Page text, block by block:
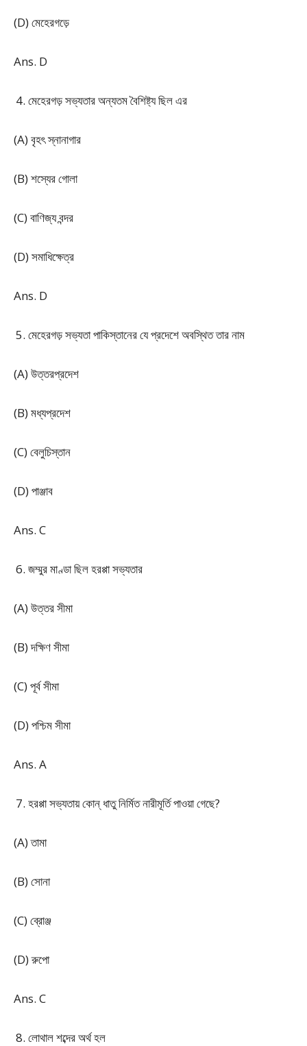
(D) মেহেরগড়ে
Ans. D
মেহেরগড় সভ্যতার অন্যতম বৈশিষ্ট্য ছিল এর
(A) বৃহৎ স্নানাগার
(B) শস্যের গোলা
(C) বাণিজ্য বন্দর
(D) সমাধিক্ষেত্র
Ans. D
মেহেরগড় সভ্যতা পাকিস্তানের যে প্রদেশে অবস্থিত তার নাম
(A) উত্তরপ্রদেশ
(B) মধ্যপ্রদেশ
(C) বেলুচিস্তান
(D) পাঞ্জাব
Ans. C
জম্মুর মাণ্ডা ছিল হরপ্পা সভ্যতার
(A) উত্তর সীমা
(B) দক্ষিণ সীমা
(C) পূর্ব সীমা
(D) পশ্চিম সীমা
Ans. A
হরপ্পা সভ্যতায় কোন্ ধাতু নির্মিত নারীমূর্তি পাওয়া গেছে?
(A) তামা
(B) সোনা
(C) ব্রোঞ্জ
(D) রুপো
Ans. C
লোথাল শব্দের অর্থ হল